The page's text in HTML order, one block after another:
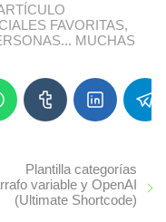
FAVORITAS,
MUCHAS
Plantilla categorías
variable y OpenAI
(Ultimate Shortcode)